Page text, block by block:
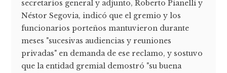
secretarios general y adjunto, Roberto Pianelli y
Néstor Segovia, indicó que el gremio y los
funcionarios porteños mantuvieron durante
meses "sucesivas audiencias y reuniones
privadas" en demanda de ese reclamo, y sostuvo
que la entidad gremial demostró "su buena